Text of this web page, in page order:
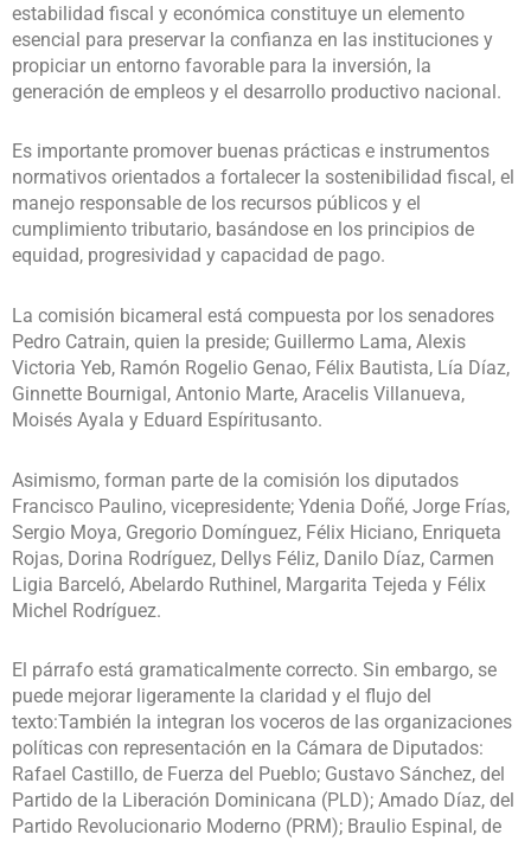
estabilidad fiscal y económica constituye un elemento
esencial para preservar la confianza en las instituciones y
propiciar un entorno favorable para la inversión, la
generación de empleos y el desarrollo productivo nacional.
Es importante promover buenas prácticas e instrumentos
normativos orientados a fortalecer la sostenibilidad fiscal, el
manejo responsable de los recursos públicos y el
cumplimiento tributario, basándose en los principios de
equidad, progresividad y capacidad de pago.
La comisión bicameral está compuesta por los senadores
Pedro Catrain, quien la preside; Guillermo Lama, Alexis
Victoria Yeb, Ramón Rogelio Genao, Félix Bautista, Lía Díaz,
Ginnette Bournigal, Antonio Marte, Aracelis Villanueva,
Moisés Ayala y Eduard Espíritusanto.
Asimismo, forman parte de la comisión los diputados
Francisco Paulino, vicepresidente; Ydenia Doñé, Jorge Frías,
Sergio Moya, Gregorio Domínguez, Félix Hiciano, Enriqueta
Rojas, Dorina Rodríguez, Dellys Féliz, Danilo Díaz, Carmen
Ligia Barceló, Abelardo Ruthinel, Margarita Tejeda y Félix
Michel Rodríguez.
El párrafo está gramaticalmente correcto. Sin embargo, se
puede mejorar ligeramente la claridad y el flujo del
texto:También la integran los voceros de las organizaciones
políticas con representación en la Cámara de Diputados:
Rafael Castillo, de Fuerza del Pueblo; Gustavo Sánchez, del
Partido de la Liberación Dominicana (PLD); Amado Díaz, del
Partido Revolucionario Moderno (PRM); Braulio Espinal, de